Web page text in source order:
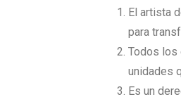
El artista
para
Todos los
unidades
Es un